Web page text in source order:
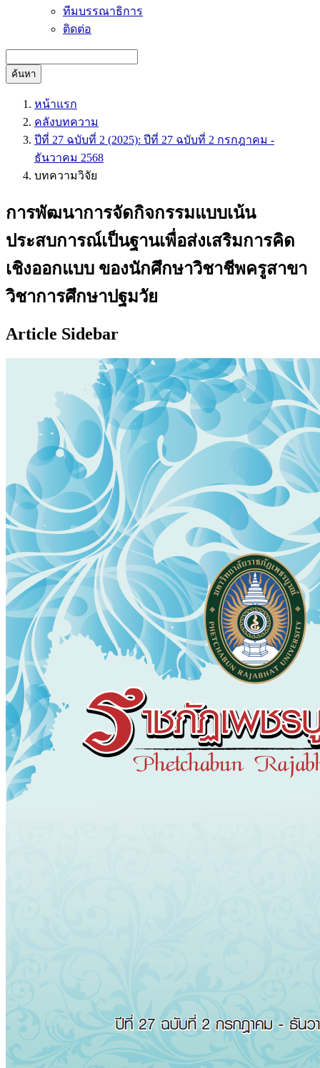
ทีมบรรณาธิการ
ติดต่อ
ค้นหา
หน้าแรก
คลังบทความ
ปีที่ 27 ฉบับที่ 2 (2025): ปีที่ 27 ฉบับที่ 2 กรกฎาคม -
ธันวาคม 2568
บทความวิจัย
การพัฒนาการจัดกิจกรรมแบบเน้น
ประสบการณ์เป็นฐานเพื่อส่งเสริมการคิด
เชิงออกแบบ ของนักศึกษาวิชาชีพครูสาขา
วิชาการศึกษาปฐมวัย
Article Sidebar